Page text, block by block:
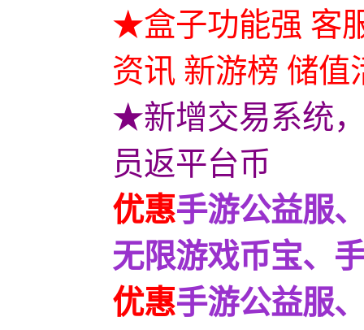
★盒子功能强 客
资讯 新游榜 储值
★新增交易系统
员返平台币
优惠手游公益服
无限游戏币宝、
优惠手游公益服